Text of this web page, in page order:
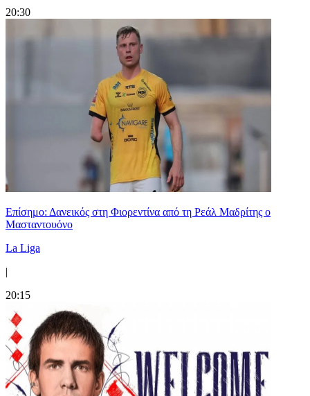
20:30
Επίσημο: Δανεικός στη Φιορεντίνα από τη Ρεάλ Μαδρίτης ο
Μασταντουόνο
La Liga
|
20:15